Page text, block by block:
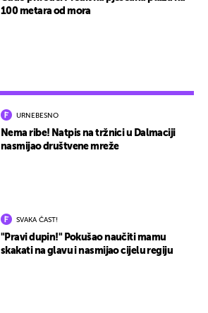
URNEBESNO
Nema ribe! Natpis na tržnici u Dalmaciji
nasmijao društvene mreže
SVAKA ČAST!
"Pravi dupin!" Pokušao naučiti mamu
skakati na glavu i nasmijao cijelu regiju
100 metara od mora